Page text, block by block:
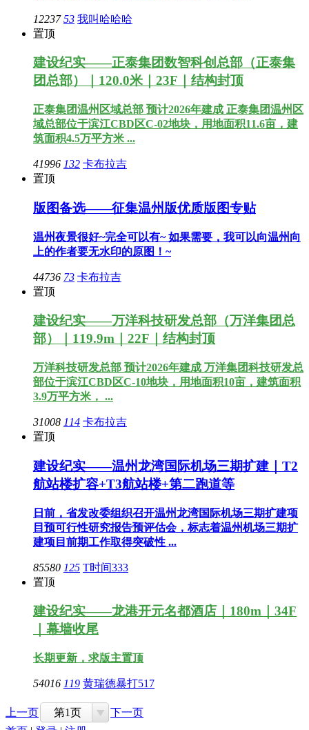
1223753 我叫哈哈哈
置顶
建设纪实——正泰集团数智科创总部（正泰集
团总部）｜120.0米｜23F｜结构封顶
正泰集团温州区域总部 预计2026年建成 正泰集团温州区
域总部位于滨江CBD区C-02地块，用地面积11.6亩，建
筑面积4.5万平方米 ...
41996 132 卡布拉吉
置顶
版图备选——征集温州版优质版图专贴
温州夜景很好~完全可以有~ 如果需要，我可以向温州向
上的作者要无水印的原图！~
44736 73 卡布拉吉
置顶
建设纪实——万洋科技研发总部（万洋集团总
部）｜119.9m｜22F｜结构封顶
万洋科技研发总部 预计2026年建成 万洋集团科技研发总
部位于滨江CBD区C-10地块，用地面积10亩，建筑面积
3.9万平方米， ...
31008 114 卡布拉吉
置顶
建设纪实——温州龙湾国际机场三期扩建｜T2
航站楼扩容+T3航站楼+第二跑道等
日前，省发改委组织召开温州龙湾国际机场三期扩建项
目预可行性研究报告预评估会，标志着温州机场三期扩
建项目前期工作取得突破性 ...
85580 125 T时间333
置顶
建设纪实——龙港开元名都酒店｜180m｜34F
｜幕墙收尾
长期更新，求版主置顶
54016 119 黄瑞德暴打517
上一页 第1页
下一页